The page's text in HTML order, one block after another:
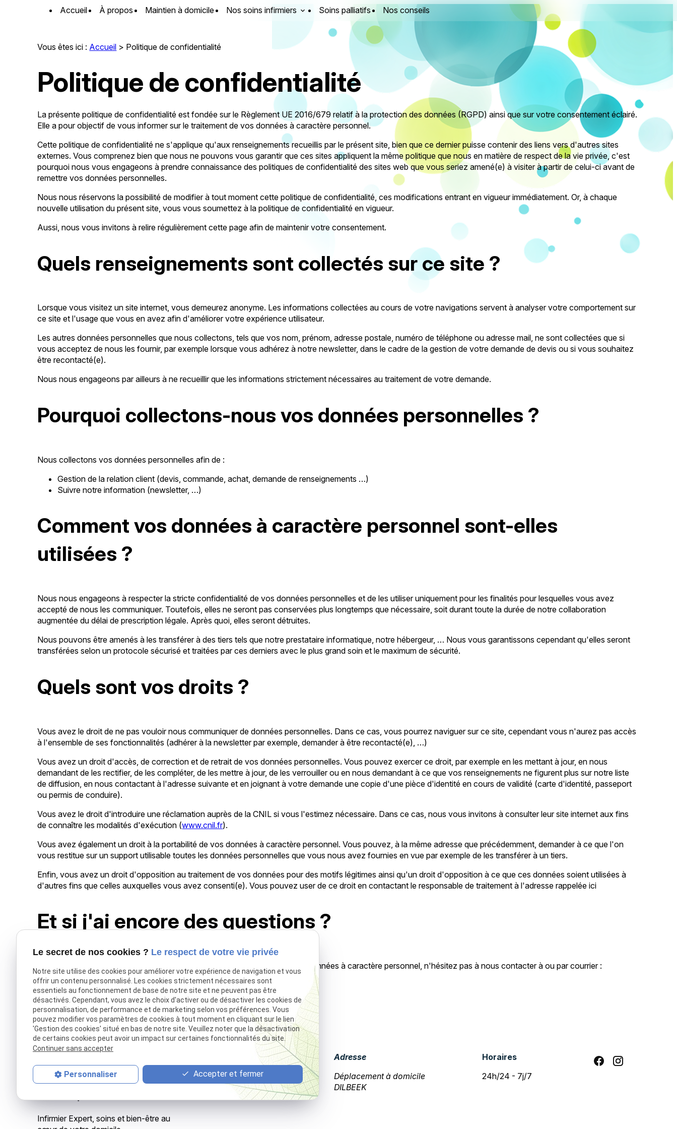
Accueil À propos Maintien à domicile Nos soins infirmiers Soins palliatifs Nos conseils
Vous êtes ici : Accueil > Politique de confidentialité
Politique de confidentialité
La présente politique de confidentialité est fondée sur le Règlement UE 2016/679 relatif à la protection des données (RGPD) ainsi que sur votre consentement éclairé.
Elle a pour objectif de vous informer sur le traitement de vos données à caractère personnel.
Cette politique de confidentialité ne s'applique qu'aux renseignements recueillis par le présent site, bien que ce dernier puisse contenir des liens vers d'autres sites
externes. Vous comprenez bien que nous ne pouvons vous garantir que ces sites appliquent la même politique que nous en matière de respect de la vie privée, c'est
pourquoi nous vous engageons à prendre connaissance des politiques de confidentialité des sites web que vous seriez amené(e) à visiter à partir de celui-ci avant de
remettre vos données personnelles.
Nous nous réservons la possibilité de modifier à tout moment cette politique de confidentialité, ces modifications entrant en vigueur immédiatement. Or, à chaque
nouvelle utilisation du présent site, vous vous soumettez à la politique de confidentialité en vigueur.
Aussi, nous vous invitons à relire régulièrement cette page afin de maintenir votre consentement.
Quels renseignements sont collectés sur ce site ?
Lorsque vous visitez un site internet, vous demeurez anonyme. Les informations collectées au cours de votre navigations servent à analyser votre comportement sur
ce site et l'usage que vous en avez afin d'améliorer votre expérience utilisateur.
Les autres données personnelles que nous collectons, tels que vos nom, prénom, adresse postale, numéro de téléphone ou adresse mail, ne sont collectées que si
vous acceptez de nous les fournir, par exemple lorsque vous adhérez à notre newsletter, dans le cadre de la gestion de votre demande de devis ou si vous souhaitez
être recontacté(e).
Nous nous engageons par ailleurs à ne recueillir que les informations strictement nécessaires au traitement de votre demande.
Pourquoi collectons-nous vos données personnelles ?
Nous collectons vos données personnelles afin de :
Gestion de la relation client (devis, commande, achat, demande de renseignements …)
Suivre notre information (newsletter, …)
Comment vos données à caractère personnel sont-elles
utilisées ?
Nous nous engageons à respecter la stricte confidentialité de vos données personnelles et de les utiliser uniquement pour les finalités pour lesquelles vous avez
accepté de nous les communiquer. Toutefois, elles ne seront pas conservées plus longtemps que nécessaire, soit durant toute la durée de notre collaboration
augmentée du délai de prescription légale. Après quoi, elles seront détruites.
Nous pouvons être amenés à les transférer à des tiers tels que notre prestataire informatique, notre hébergeur, … Nous vous garantissons cependant qu'elles seront
transférées selon un protocole sécurisé et traitées par ces derniers avec le plus grand soin et le maximum de sécurité.
Quels sont vos droits ?
Vous avez le droit de ne pas vouloir nous communiquer de données personnelles. Dans ce cas, vous pourrez naviguer sur ce site, cependant vous n'aurez pas accès
à l'ensemble de ses fonctionnalités (adhérer à la newsletter par exemple, demander à être recontacté(e), …)
Vous avez un droit d'accès, de correction et de retrait de vos données personnelles. Vous pouvez exercer ce droit, par exemple en les mettant à jour, en nous
demandant de les rectifier, de les compléter, de les mettre à jour, de les verrouiller ou en nous demandant à ce que vos renseignements ne figurent plus sur notre liste
de diffusion, en nous contactant à l'adresse suivante et en joignant à votre demande une copie d'une pièce d'identité en cours de validité (carte d'identité, passeport
ou permis de conduire).
Vous avez le droit d'introduire une réclamation auprès de la CNIL si vous l'estimez nécessaire. Dans ce cas, nous vous invitons à consulter leur site internet aux fins
de connaître les modalités d'exécution (www.cnil.fr).
Vous avez également un droit à la portabilité de vos données à caractère personnel. Vous pouvez, à la même adresse que précédemment, demander à ce que l'on
vous restitue sur un support utilisable toutes les données personnelles que vous nous avez fournies en vue par exemple de les transférer à un tiers.
Enfin, vous avez un droit d'opposition au traitement de vos données pour des motifs légitimes ainsi qu'un droit d'opposition à ce que ces données soient utilisées à
d'autres fins que celles auxquelles vous avez consenti(e). Vous pouvez user de ce droit en contactant le responsable de traitement à l'adresse rappelée ici
Et si j'ai encore des questions ?
Pour toutes questions concernant cette politique de confidentialité ou vos données à caractère personnel, n'hésitez pas à nous contacter à ou par courrier :
Avenue de la Basilique 377 Boîte 3
1081 KOEKELBERG
Je prends contact Je prends contact
Infirmier Expert, soins et bien-être au
Téléphone
02 775 26 25
Adresse
Déplacement à domicile
DILBEEK
Horaires
24h/24 - 7j/7
Panneau de gestion des cookies
Le secret de nos cookies ? Le respect de votre vie privée
Notre site utilise des cookies pour améliorer votre expérience de navigation et vous
offrir un contenu personnalisé. Les cookies strictement nécessaires sont
essentiels au fonctionnement de base de notre site et ne peuvent pas être
désactivés. Cependant, vous avez le choix d'activer ou de désactiver les cookies de
personnalisation, de performance et de marketing selon vos préférences. Vous
pouvez modifier vos paramètres de cookies à tout moment en cliquant sur le lien
'Gestion des cookies' situé en bas de notre site. Veuillez noter que la désactivation
de certains cookies peut avoir un impact sur certaines fonctionnalités du site.
Continuer sans accepter
Personnaliser Accepter et fermer